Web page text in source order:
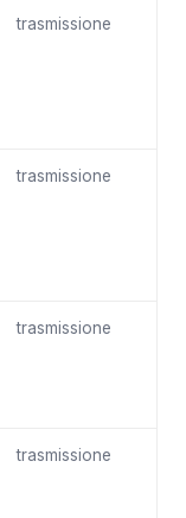
trasmissione
trasmissione
trasmissione
trasmissione